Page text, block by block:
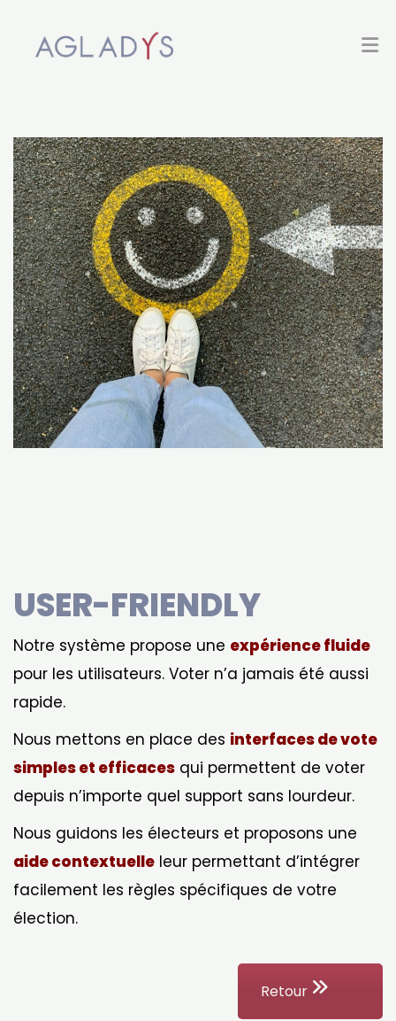
USER-FRIENDLY
Notre système propose une expérience fluide
pour les utilisateurs. Voter n’a jamais été aussi
rapide.
Nous mettons en place des interfaces de vote
simples et efficaces qui permettent de voter
depuis n’importe quel support sans lourdeur.
Nous guidons les électeurs et proposons une
aide contextuelle leur permettant d’intégrer
facilement les règles spécifiques de votre
élection.
Retour